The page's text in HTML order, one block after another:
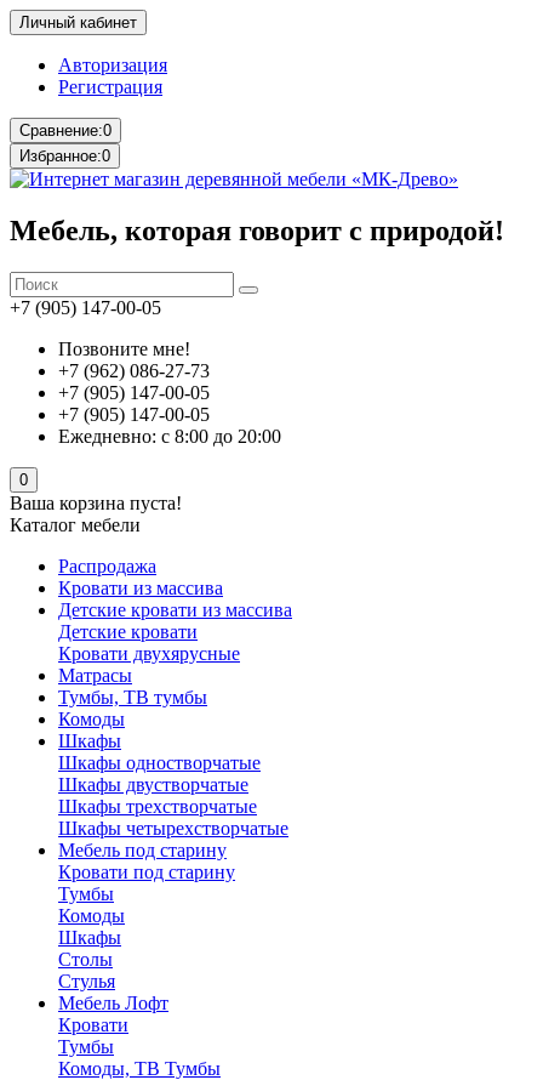
Личный кабинет
Авторизация
Регистрация
Сравнение:0
Избранное:0
Мебель, которая говорит с природой!
+7 (905) 147-00-05
Позвоните мне!
+7 (962) 086-27-73
+7 (905) 147-00-05
+7 (905) 147-00-05
Ежедневно: с 8:00 до 20:00
0
Ваша корзина пуста!
Каталог мебели
Распродажа
Кровати из массива
Детские кровати из массива
Детские кровати
Кровати двухярусные
Матрасы
Тумбы, ТВ тумбы
Комоды
Шкафы
Шкафы одностворчатые
Шкафы двустворчатые
Шкафы трехстворчатые
Шкафы четырехстворчатые
Мебель под старину
Кровати под старину
Тумбы
Комоды
Шкафы
Столы
Стулья
Мебель Лофт
Кровати
Тумбы
Комоды, ТВ Тумбы